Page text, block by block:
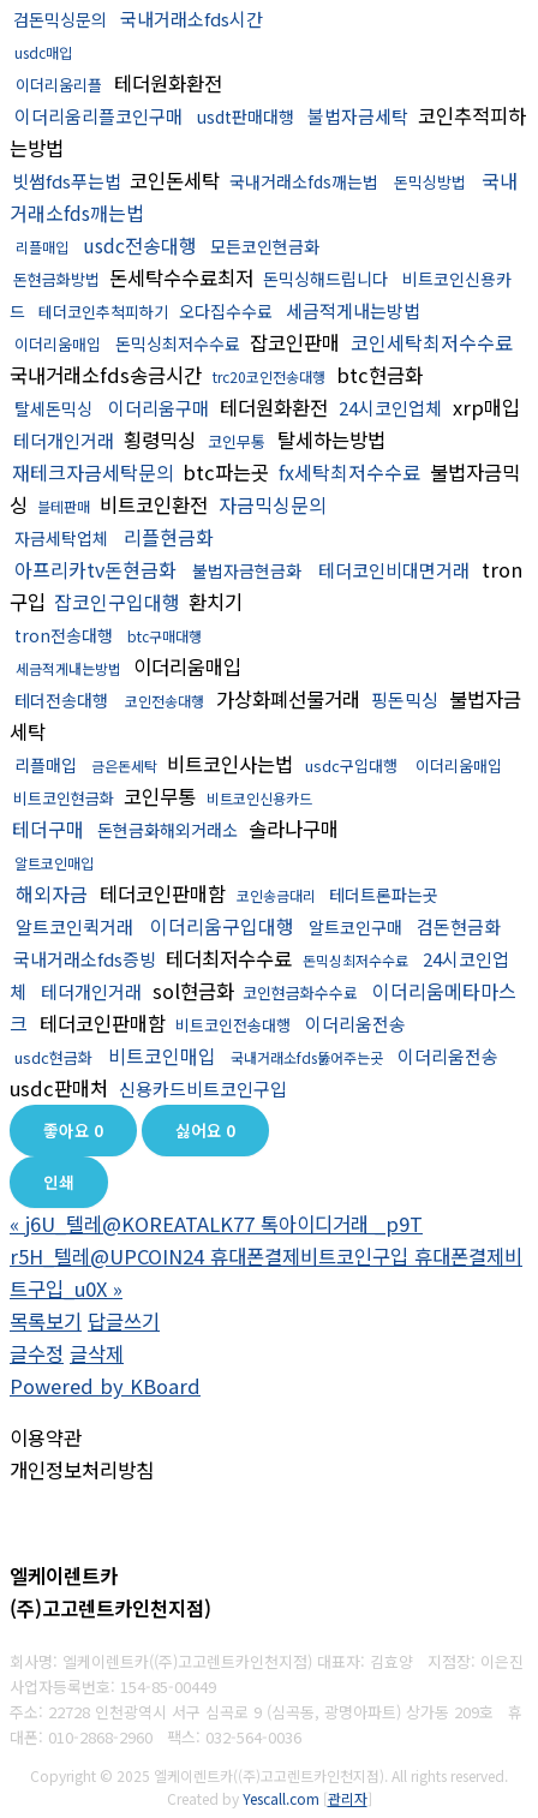
검돈믹싱문의 국내거래소fds시간
usdc매입
이더리움리플 테더원화환전
이더리움리플코인구매 usdt판매대행 불법자금세탁 코인추적피하
는방법
빗썸fds푸는법 코인돈세탁 국내거래소fds깨는법 돈믹싱방법
국내
거래소fds깨는법
리플매입 usdc전송대행 모든코인현금화
돈현금화방법 돈세탁수수료최저 돈믹싱해드립니다
비트코인신용카
드 테더코인추척피하기 오다집수수료 세금적게내는방법
이더리움매입 돈믹싱최저수수료 잡코인판매 코인세탁최저수수료
국내거래소fds송금시간 trc20코인전송대행 btc현금화
탈세돈믹싱 이더리움구매 테더원화환전 24시코인업체 xrp매입
테더개인거래 횡령믹싱 코인무통
탈세하는방법
재테크자금세탁문의 btc파는곳 fx세탁최저수수료 불법자금믹
싱
블테판매 비트코인환전 자금믹싱문의
자금세탁업체
리플현금화
아프리카tv돈현금화
불법자금현금화 테더코인비대면거래 tron
구입 잡코인구입대행 환치기
tron전송대행
btc구매대행
세금적게내는방법
이더리움매입
테더전송대행 코인전송대행 가상화폐선물거래 핑돈믹싱 불법자금
세탁
리플매입 금은돈세탁 비트코인사는법 usdc구입대행
이더리움매입
비트코인현금화 코인무통 비트코인신용카드
테더구매 돈현금화해외거래소 솔라나구매
알트코인매입
해외자금 테더코인판매함 코인송금대리 테더트론파는곳
알트코인퀵거래 이더리움구입대행 알트코인구매
검돈현금화
국내거래소fds증빙 테더최저수수료 돈믹싱최저수수료
24시코인업
체
테더개인거래 sol현금화 코인현금화수수료
이더리움메타마스
크 테더코인판매함 비트코인전송대행 이더리움전송
usdc현금화 비트코인매입 국내거래소fds뚫어주는곳 이더리움전송
usdc판매처 신용카드비트코인구입
좋아요 0 싫어요 0
인쇄
« j6U_텔레@KOREATALK77 톡아이디거래 _p9T
r5H_텔레@UPCOIN24 휴대폰결제비트코인구입 휴대폰결제비
트구입_u0X »
목록보기 답글쓰기
글수정 글삭제
Powered by KBoard
이용약관
개인정보처리방침
엘케이렌트카
(주)고고렌트카인천지점)
회사명: 엘케이렌트카((주)고고렌트카인천지점) 대표자: 김효양 지점장: 이은진
사업자등록번호: 154-85-00449
주소: 22728 인천광역시 서구 심곡로 9 (심곡동, 광명아파트) 상가동 209호 휴
대폰: 010-2868-2960 팩스: 032-564-0036
Copyright © 2025 엘케이렌트카((주)고고렌트카인천지점). All rights reserved.
Created byYescall.com [관리자]